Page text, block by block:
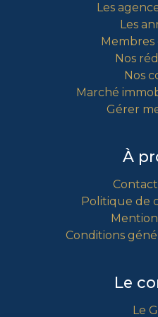
Les
Les
Nos
Nos
Marché
Gérer
À
Politique de
Conditions
Le
Le